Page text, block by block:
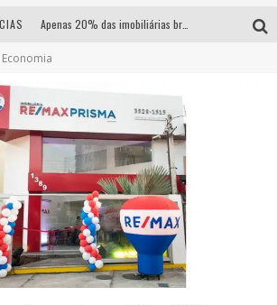
Apenas 20% das imobiliárias brasileiras utilizam IA e OLX quer mudar este cenário
Wetz Beverages aposta no “premium acessível” para democratizar a alta coquetelaria com garrafas de 1 litro
Economia